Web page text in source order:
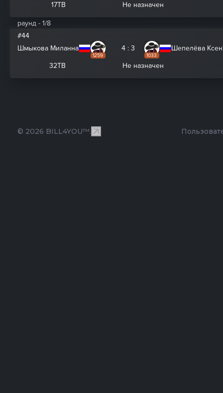
17ТВ Не назначен
раунд - 1/8
#44
Шмыкова Миланна
1259
4 : 3
1033
Шепелёва
32ТВ Не назначен
© 2026 BILL4YOU™.